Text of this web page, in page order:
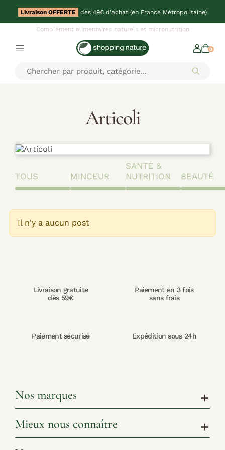
Livraison OFFERTE dès 49€ d'achat (en France Métropolitaine)
Complément alimentaires naturels et micronutrition
0
Articoli
TOUS MINCEUR
SANTÉ &
NUTRITION
BEAUTÉ
Il n'y a aucun post
Livraison gratuite
dès 59€
Paiement en 3 fois
sans frais
Paiement sécurisé Expédition sous 24h
Nos marques add
Mieux nous connaître add